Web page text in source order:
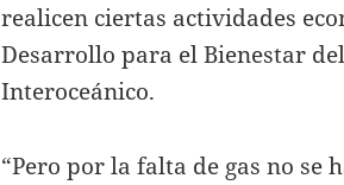
realicen ciertas actividades
Desarrollo para el Bienestar
Interoceánico.
“Pero por la falta de gas no se